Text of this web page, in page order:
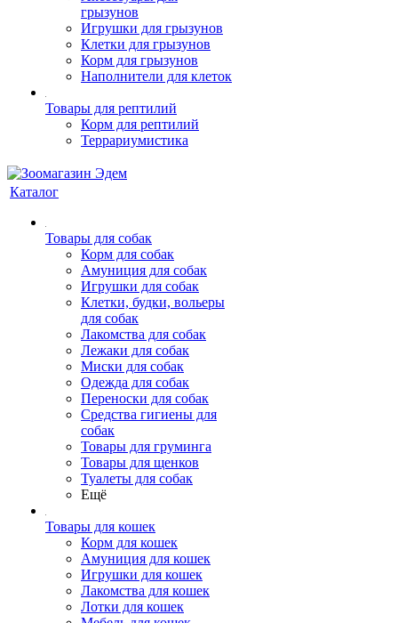
грызунов
Игрушки для грызунов
Клетки для грызунов
Корм для грызунов
Наполнители для клеток
Товары для рептилий
Корм для рептилий
Террариумистика
Каталог
Товары для собак
Корм для собак
Амуниция для собак
Игрушки для собак
Клетки, будки, вольеры
для собак
Лакомства для собак
Лежаки для собак
Миски для собак
Одежда для собак
Переноски для собак
Средства гигиены для
собак
Товары для груминга
Товары для щенков
Туалеты для собак
Ещё
Товары для кошек
Корм для кошек
Амуниция для кошек
Игрушки для кошек
Лакомства для кошек
Лотки для кошек